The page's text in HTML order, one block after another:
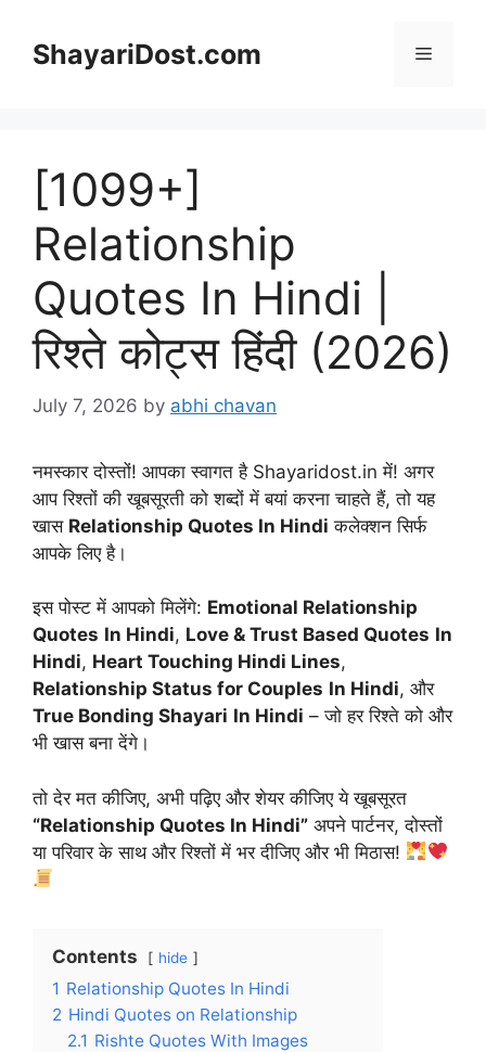
contentShayariDost.com Menu
[1099+]
Relationship
Quotes In Hindi |
रिश्ते कोट्स हिंदी (2026)
July 7, 2026 by abhi chavan
नमस्कार दोस्तों! आपका स्वागत है Shayaridost.in में! अगर
आप रिश्तों की खूबसूरती को शब्दों में बयां करना चाहते हैं, तो यह
खास Relationship Quotes In Hindi कलेक्शन सिर्फ
आपके लिए है।
इस पोस्ट में आपको मिलेंगे: Emotional Relationship
Quotes In Hindi, Love & Trust Based Quotes In
Hindi, Heart Touching Hindi Lines,
Relationship Status for Couples In Hindi, और
True Bonding Shayari In Hindi – जो हर रिश्ते को और
भी खास बना देंगे।
तो देर मत कीजिए, अभी पढ़िए और शेयर कीजिए ये खूबसूरत
“Relationship Quotes In Hindi” अपने पार्टनर, दोस्तों
या परिवार के साथ और रिश्तों में भर दीजिए और भी मिठास!
Contents hide
1 Relationship Quotes In Hindi
2 Hindi Quotes on Relationship
2.1 Rishte Quotes With Images